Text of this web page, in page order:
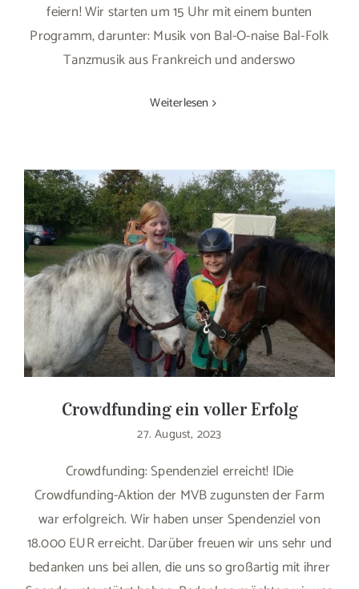
feiern! Wir starten um 15 Uhr mit einem bunten
Programm, darunter: Musik von Bal-O-naise Bal-Folk
Tanzmusik aus Frankreich und anderswo
Weiterlesen
Crowdfunding ein voller Erfolg
27. August, 2023
Crowdfunding: Spendenziel erreicht! |Die
Crowdfunding-Aktion der MVB zugunsten der Farm
war erfolgreich. Wir haben unser Spendenziel von
18.000 EUR erreicht. Darüber freuen wir uns sehr und
bedanken uns bei allen, die uns so großartig mit ihrer